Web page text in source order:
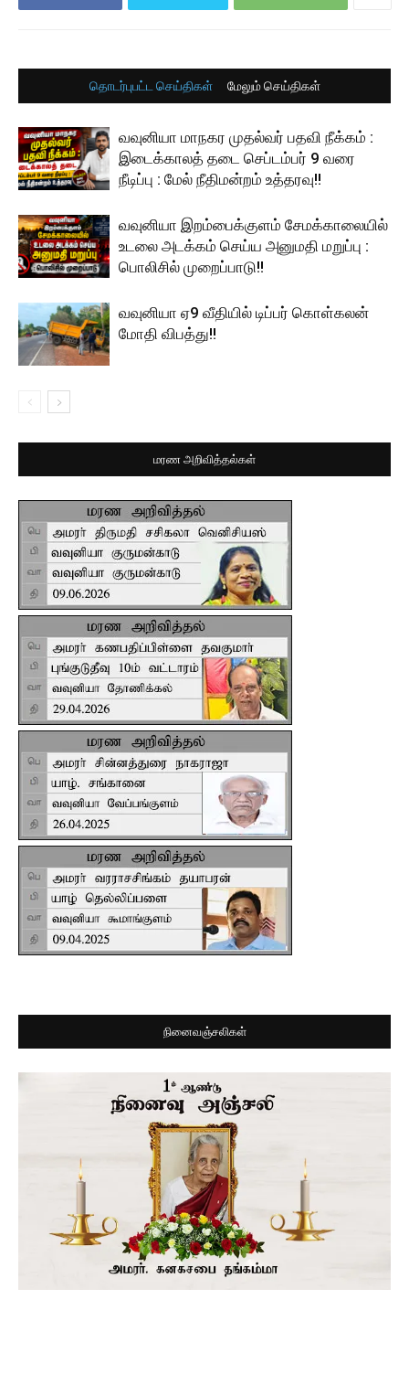
தொடர்புபட்ட செய்திகள் மேலும் செய்திகள்
வவுனியா மாநகர முதல்வர் பதவி நீக்கம் :
இடைக்காலத் தடை செப்டம்பர் 9 வரை
நீடிப்பு : மேல் நீதிமன்றம் உத்தரவு!!
வவுனியா இறம்பைக்குளம் சேமக்காலையில்
உடலை அடக்கம் செய்ய அனுமதி மறுப்பு :
பொலிசில் முறைப்பாடு!!
வவுனியா ஏ9 வீதியில் டிப்பர் கொள்கலன்
மோதி விபத்து!!
மரண அறிவித்தல்கள்
நினைவஞ்சலிகள்